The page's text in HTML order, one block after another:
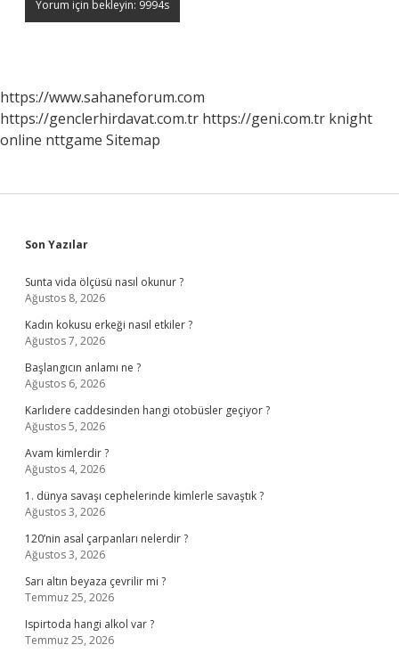
https://www.sahaneforum.com
https://genclerhirdavat.com.tr https://geni.com.tr knight
online nttgame Sitemap
Sidebar
Son Yazılar
Sunta vida ölçüsü nasıl okunur ?
Ağustos 8, 2026
Kadın kokusu erkeği nasıl etkiler ?
Ağustos 7, 2026
Başlangıcın anlamı ne ?
Ağustos 6, 2026
Karlıdere caddesinden hangi otobüsler geçiyor ?
Ağustos 5, 2026
Avam kimlerdir ?
Ağustos 4, 2026
1. dünya savaşı cephelerinde kimlerle savaştık ?
Ağustos 3, 2026
120’nin asal çarpanları nelerdir ?
Ağustos 3, 2026
Sarı altın beyaza çevrilir mi ?
Temmuz 25, 2026
Ispirtoda hangi alkol var ?
Temmuz 25, 2026